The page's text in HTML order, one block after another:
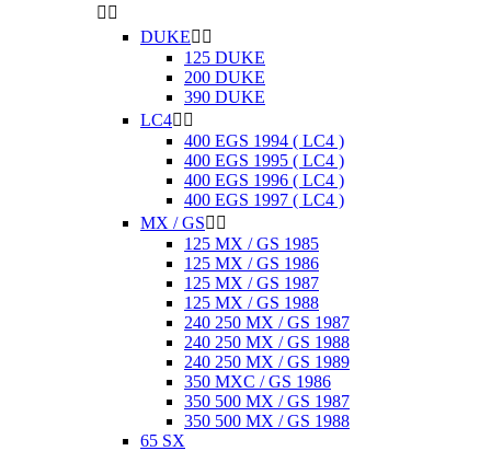
 
DUKE 
125 DUKE
200 DUKE
390 DUKE
LC4 
400 EGS 1994 ( LC4 )
400 EGS 1995 ( LC4 )
400 EGS 1996 ( LC4 )
400 EGS 1997 ( LC4 )
MX / GS 
125 MX / GS 1985
125 MX / GS 1986
125 MX / GS 1987
125 MX / GS 1988
240 250 MX / GS 1987
240 250 MX / GS 1988
240 250 MX / GS 1989
350 MXC / GS 1986
350 500 MX / GS 1987
350 500 MX / GS 1988
65 SX